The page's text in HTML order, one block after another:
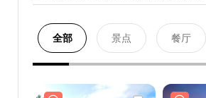
全部 景点 餐厅